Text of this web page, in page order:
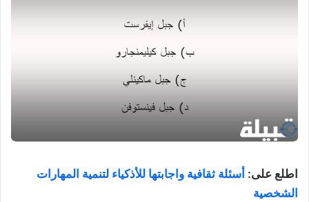
اطلع على: أسئلة ثقافية واجابتها للأذكياء لتنمية المهارات
الشخصية